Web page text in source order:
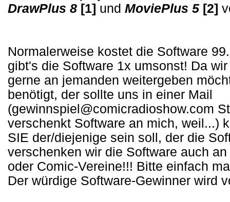
DrawPlus 8 [1] und MoviePlus 5[2]
Normalerweise kostet die Software
gibt's die Software 1x umsonst! Da
gerne an jemanden weitergeben
benötigt, der sollte uns in einer Mail
(gewinnspiel@comicradioshow.com
verschenkt Software an mich, weil...)
SIE der/diejenige sein soll, der die
verschenken wir die Software auch
oder Comic-Vereine!!! Bitte einfach
Der würdige Software-Gewinner wird